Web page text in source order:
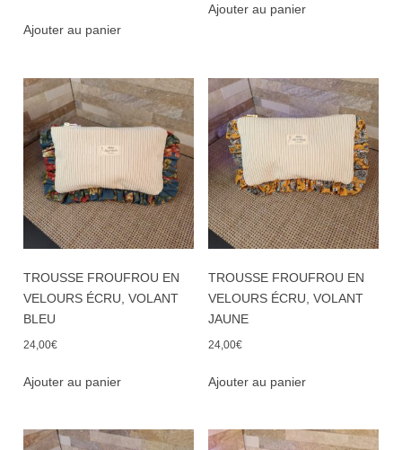
Ajouter au panier
Ajouter au panier
TROUSSE FROUFROU EN
VELOURS ÉCRU, VOLANT
BLEU
24,00€
Ajouter au panier
TROUSSE FROUFROU EN
VELOURS ÉCRU, VOLANT
JAUNE
24,00€
Ajouter au panier